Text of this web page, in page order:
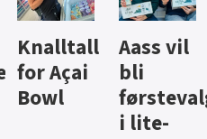
Brus og
jus fra
Berentsen
Hard
iste fra
Hansa